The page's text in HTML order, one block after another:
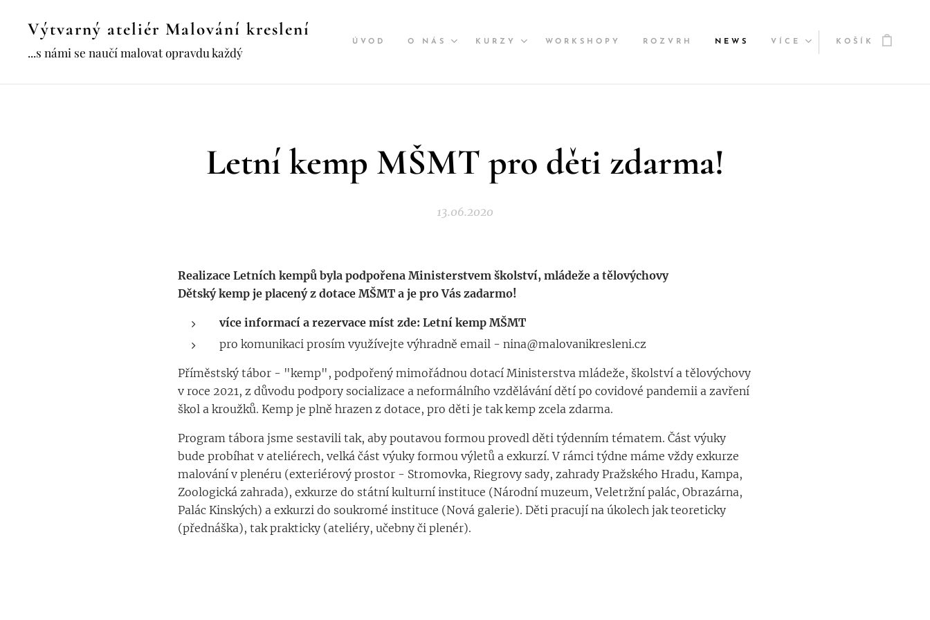
Výtvarný ateliér Malování kreslení
...s námi se naučí malovat opravdu každý
ÚVOD O NÁS KURZY WORKSHOPY ROZVRH NEWS VÍCE KOŠÍK
Letní kemp MŠMT pro děti zdarma!
13.06.2020
Realizace Letních kempů byla podpořena Ministerstvem školství, mládeže a tělovýchovy
Dětský kemp je placený z dotace MŠMT a je pro Vás zadarmo!
více informací a rezervace míst zde: Letní kemp MŠMT
pro komunikaci prosím využívejte výhradně email - nina@malovanikresleni.cz
Příměstský tábor - "kemp", podpořený mimořádnou dotací Ministerstva mládeže, školství a tělovýchovy
v roce 2021, z důvodu podpory socializace a neformálního vzdělávání dětí po covidové pandemii a zavření
škol a kroužků. Kemp je plně hrazen z dotace, pro děti je tak kemp zcela zdarma.
Program tábora jsme sestavili tak, aby poutavou formou provedl děti týdenním tématem. Část výuky
bude probíhat v ateliérech, velká část výuky formou výletů a exkurzí. V rámci týdne máme vždy exkurze
malování v plenéru (exteriérový prostor - Stromovka, Riegrovy sady, zahrady Pražského Hradu, Kampa,
Zoologická zahrada), exkurze do státní kulturní instituce (Národní muzeum, Veletržní palác, Obrazárna,
Palác Kinských) a exkurzi do soukromé instituce (Nová galerie). Děti pracují na úkolech jak teoreticky
(přednáška), tak prakticky (ateliéry, učebny či plenér).